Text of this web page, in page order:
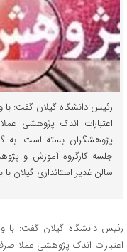
رئیس دانشگاه گیلان گفت: با
اعتبارات اندک پژوهشی
پژوهشگران بسته است. به
جلسه کارگروه آموزش و
سالن غدیر استانداری گیلان با
رئیس دانشگاه گیلان گفت: با
اعتبارات اندک پژوهشی عملا